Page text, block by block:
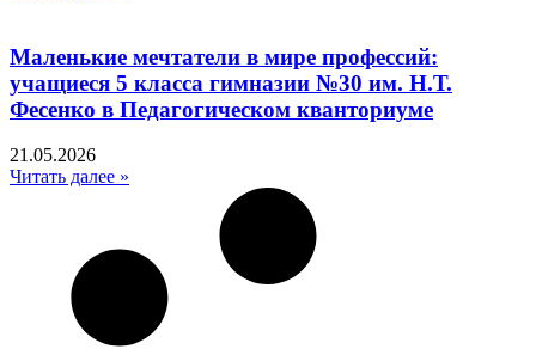
Маленькие мечтатели в мире профессий:
учащиеся 5 класса гимназии №30 им. Н.Т.
Фесенко в Педагогическом кванториуме
21.05.2026
Читать далее »